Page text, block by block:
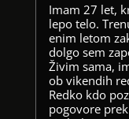
Imam 27 let,
lepo telo.
enim letom
dolgo sem
Živim sama,
ob vikendih
Redko kdo
pogovore